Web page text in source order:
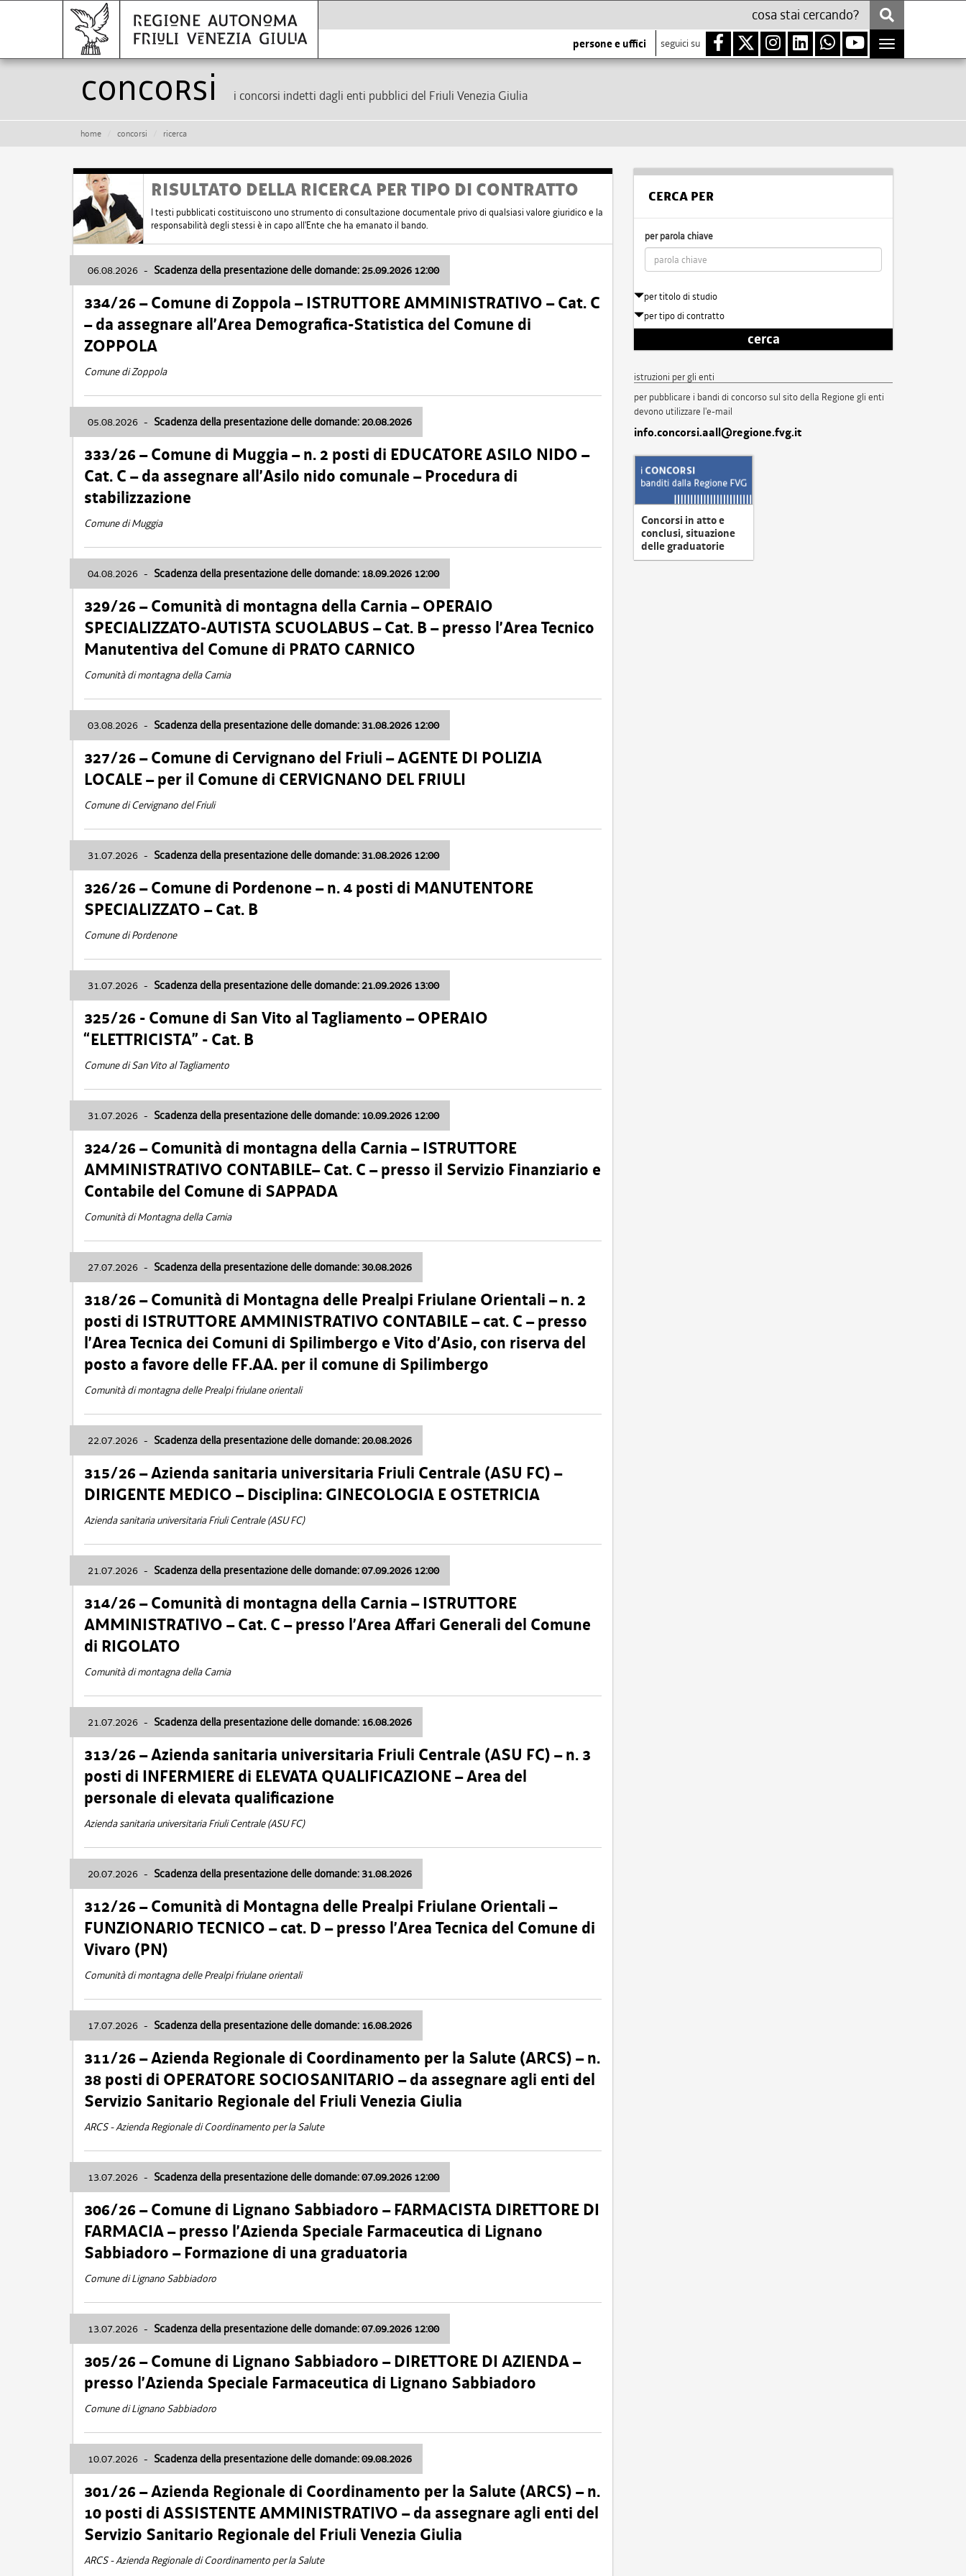
persone e uffici seguici su
Toggle
navigation
Concorsi i concorsi indetti dagli enti pubblici del Friuli Venezia Giulia
home concorsi ricerca
RISULTATO DELLA RICERCA PER TIPO DI CONTRATTO
I testi pubblicati costituiscono uno strumento di consultazione documentale privo di qualsiasi valore giuridico e la
responsabilità degli stessi è in capo all'Ente che ha emanato il bando.
06.08.2026 - Scadenza della presentazione delle domande: 25.09.2026 12:00
334/26 – Comune di Zoppola – ISTRUTTORE AMMINISTRATIVO – Cat. C
– da assegnare all’Area Demografica-Statistica del Comune di
ZOPPOLA
Comune di Zoppola
05.08.2026 - Scadenza della presentazione delle domande: 20.08.2026
333/26 – Comune di Muggia – n. 2 posti di EDUCATORE ASILO NIDO –
Cat. C – da assegnare all’Asilo nido comunale – Procedura di
stabilizzazione
Comune di Muggia
04.08.2026 - Scadenza della presentazione delle domande: 18.09.2026 12:00
329/26 – Comunità di montagna della Carnia – OPERAIO
SPECIALIZZATO-AUTISTA SCUOLABUS – Cat. B – presso l’Area Tecnico
Manutentiva del Comune di PRATO CARNICO
Comunità di montagna della Carnia
03.08.2026 - Scadenza della presentazione delle domande: 31.08.2026 12:00
327/26 – Comune di Cervignano del Friuli – AGENTE DI POLIZIA
LOCALE – per il Comune di CERVIGNANO DEL FRIULI
Comune di Cervignano del Friuli
31.07.2026 - Scadenza della presentazione delle domande: 31.08.2026 12:00
326/26 – Comune di Pordenone – n. 4 posti di MANUTENTORE
SPECIALIZZATO – Cat. B
Comune di Pordenone
31.07.2026 - Scadenza della presentazione delle domande: 21.09.2026 13:00
325/26 - Comune di San Vito al Tagliamento – OPERAIO
“ELETTRICISTA” - Cat. B
Comune di San Vito al Tagliamento
31.07.2026 - Scadenza della presentazione delle domande: 10.09.2026 12:00
324/26 – Comunità di montagna della Carnia – ISTRUTTORE
AMMINISTRATIVO CONTABILE– Cat. C – presso il Servizio Finanziario e
Contabile del Comune di SAPPADA
Comunità di Montagna della Carnia
27.07.2026 - Scadenza della presentazione delle domande: 30.08.2026
318/26 – Comunità di Montagna delle Prealpi Friulane Orientali – n. 2
posti di ISTRUTTORE AMMINISTRATIVO CONTABILE – cat. C – presso
l’Area Tecnica dei Comuni di Spilimbergo e Vito d’Asio, con riserva del
posto a favore delle FF.AA. per il comune di Spilimbergo
Comunità di montagna delle Prealpi friulane orientali
22.07.2026 - Scadenza della presentazione delle domande: 20.08.2026
315/26 – Azienda sanitaria universitaria Friuli Centrale (ASU FC) –
DIRIGENTE MEDICO – Disciplina: GINECOLOGIA E OSTETRICIA
Azienda sanitaria universitaria Friuli Centrale (ASU FC)
21.07.2026 - Scadenza della presentazione delle domande: 07.09.2026 12:00
314/26 – Comunità di montagna della Carnia – ISTRUTTORE
AMMINISTRATIVO – Cat. C – presso l’Area Affari Generali del Comune
di RIGOLATO
Comunità di montagna della Carnia
21.07.2026 - Scadenza della presentazione delle domande: 16.08.2026
313/26 – Azienda sanitaria universitaria Friuli Centrale (ASU FC) – n. 3
posti di INFERMIERE di ELEVATA QUALIFICAZIONE – Area del
personale di elevata qualificazione
Azienda sanitaria universitaria Friuli Centrale (ASU FC)
20.07.2026 - Scadenza della presentazione delle domande: 31.08.2026
312/26 – Comunità di Montagna delle Prealpi Friulane Orientali –
FUNZIONARIO TECNICO – cat. D – presso l’Area Tecnica del Comune di
Vivaro (PN)
Comunità di montagna delle Prealpi friulane orientali
17.07.2026 - Scadenza della presentazione delle domande: 16.08.2026
311/26 – Azienda Regionale di Coordinamento per la Salute (ARCS) – n.
38 posti di OPERATORE SOCIOSANITARIO – da assegnare agli enti del
Servizio Sanitario Regionale del Friuli Venezia Giulia
ARCS - Azienda Regionale di Coordinamento per la Salute
13.07.2026 - Scadenza della presentazione delle domande: 07.09.2026 12:00
306/26 – Comune di Lignano Sabbiadoro – FARMACISTA DIRETTORE DI
FARMACIA – presso l’Azienda Speciale Farmaceutica di Lignano
Sabbiadoro – Formazione di una graduatoria
Comune di Lignano Sabbiadoro
13.07.2026 - Scadenza della presentazione delle domande: 07.09.2026 12:00
305/26 – Comune di Lignano Sabbiadoro – DIRETTORE DI AZIENDA –
presso l’Azienda Speciale Farmaceutica di Lignano Sabbiadoro
Comune di Lignano Sabbiadoro
10.07.2026 - Scadenza della presentazione delle domande: 09.08.2026
301/26 – Azienda Regionale di Coordinamento per la Salute (ARCS) – n.
10 posti di ASSISTENTE AMMINISTRATIVO – da assegnare agli enti del
Servizio Sanitario Regionale del Friuli Venezia Giulia
ARCS - Azienda Regionale di Coordinamento per la Salute
CERCA PER
per parola chiave
per titolo di studio
per tipo di contratto
cerca
istruzioni per gli enti
per pubblicare i bandi di concorso sul sito della Regione gli enti
devono utilizzare l'e-mail
info.concorsi.aall@regione.fvg.it
Concorsi in atto e
conclusi, situazione
delle graduatorie